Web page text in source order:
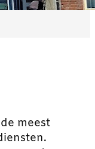
meest